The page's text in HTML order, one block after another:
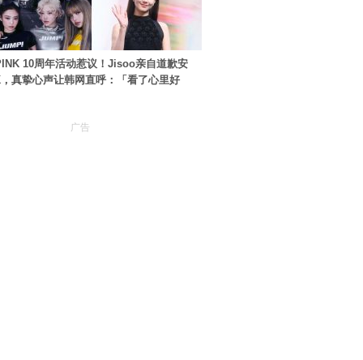
10周年活动惹议！Jisoo亲自道歉安
真挚心声让韩网直呼：「看了心里好
广告